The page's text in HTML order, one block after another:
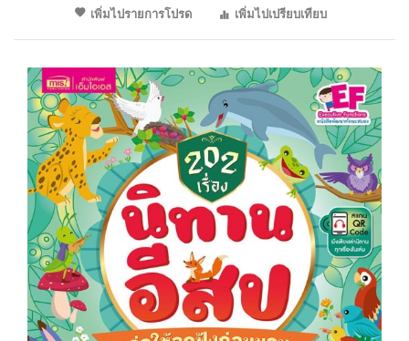
เพิ่มไปรายการโปรด
เพิ่มไปเปรียบเทียบ